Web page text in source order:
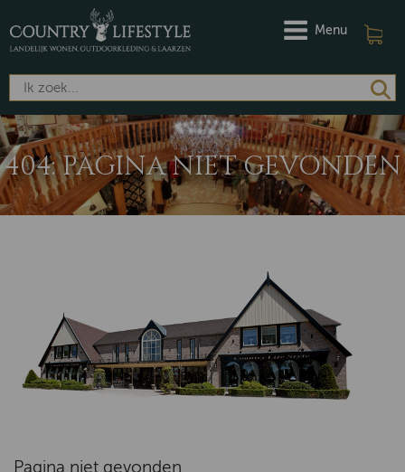
Menu
404: PAGINA NIET GEVONDEN
Pagina niet gevonden